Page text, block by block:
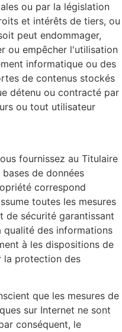
ou par la législation
et intérêts de tiers, ou
peut endommager,
ou empêcher l'utilisation
informatique ou des
de contenus stockés
détenu ou contracté par
ou tout utilisateur
fournissez au Titulaire
de données
correspond
toutes les mesures
de sécurité garantissant
des informations
à les dispositions de
la protection des
que les mesures de
sur Internet ne sont
conséquent, le